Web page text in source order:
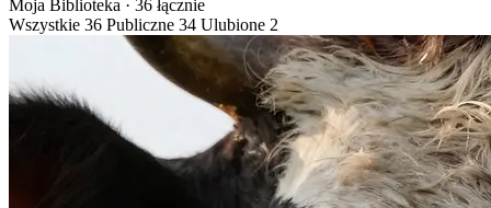
Moja Biblioteka · 36 łącznie
Wszystkie 36 Publiczne 34 Ulubione 2